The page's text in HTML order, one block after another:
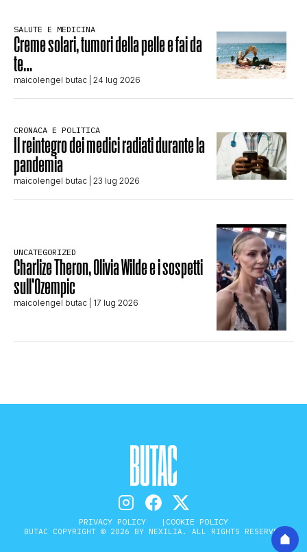
SALUTE E MEDICINA
Creme solari, tumori della pelle e fai da
te…
maicolengel butac | 24 lug 2026
CRONACA E POLITICA
Il reintegro dei medici radiati durante la
pandemia
maicolengel butac | 23 lug 2026
UNCATEGORIZED
Charlize Theron, Olivia Wilde e i sospetti
sull’Ozempic
maicolengel butac | 17 lug 2026
PRIVACY POLICY COOKIE POLICY
BUTAC COPYRIGHT © 2026 BY NEXILIA. ALL RIGHTS RESERVED